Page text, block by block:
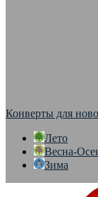
Конверты для
Лето
Весна-
Зима